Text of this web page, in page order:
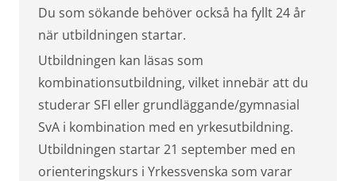
Du som sökande behöver också ha fyllt 24 år
när utbildningen startar.
Utbildningen kan läsas som
kombinationsutbildning, vilket innebär att du
studerar SFI eller grundläggande/gymnasial
SvA i kombination med en yrkesutbildning.
Utbildningen startar 21 september med en
orienteringskurs i Yrkessvenska som varar